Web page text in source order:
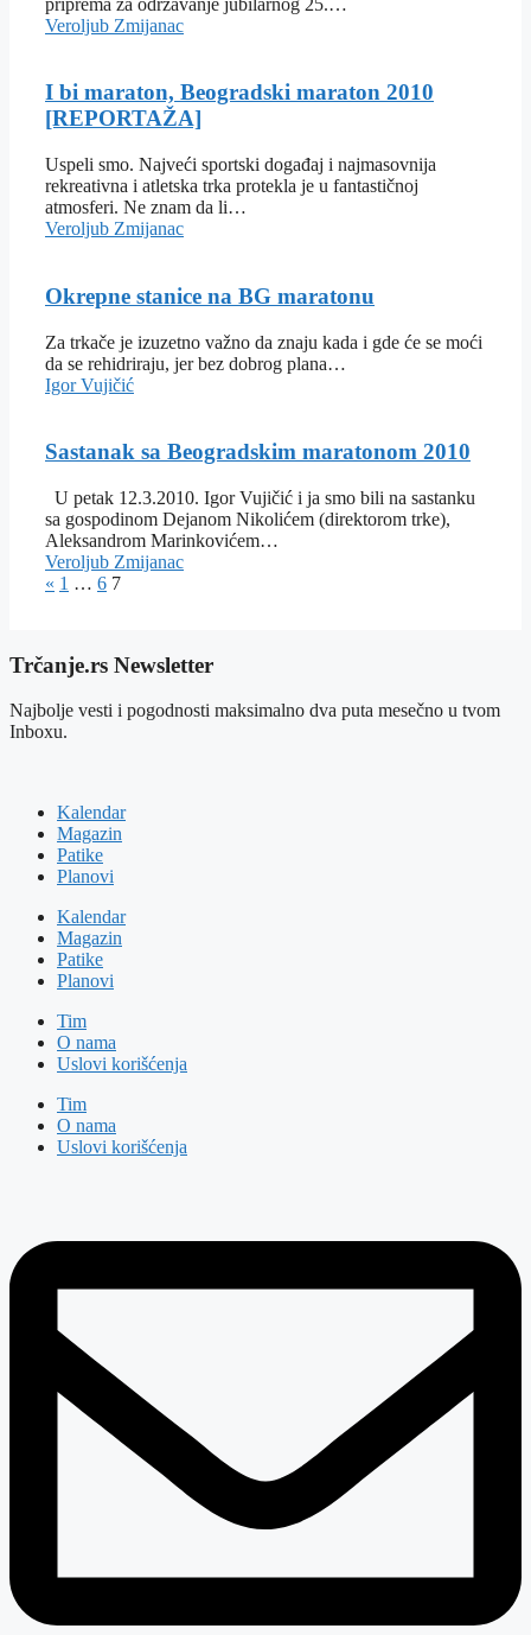
Veroljub Zmijanac
I bi maraton, Beogradski maraton 2010
[REPORTAŽA]
Uspeli smo. Najveći sportski događaj i najmasovnija
rekreativna i atletska trka protekla je u fantastičnoj
atmosferi. Ne znam da li…
Veroljub Zmijanac
Okrepne stanice na BG maratonu
Za trkače je izuzetno važno da znaju kada i gde će se moći
da se rehidriraju, jer bez dobrog plana…
Igor Vujičić
Sastanak sa Beogradskim maratonom 2010
U petak 12.3.2010. Igor Vujičić i ja smo bili na sastanku
sa gospodinom Dejanom Nikolićem (direktorom trke),
Aleksandrom Marinkovićem…
Veroljub Zmijanac
« 1 … 6 7
Trčanje.rs Newsletter
Najbolje vesti i pogodnosti maksimalno dva puta mesečno u tvom
Inboxu.
Kalendar
Magazin
Patike
Planovi
Kalendar
Magazin
Patike
Planovi
Tim
O nama
Uslovi korišćenja
Tim
O nama
Uslovi korišćenja